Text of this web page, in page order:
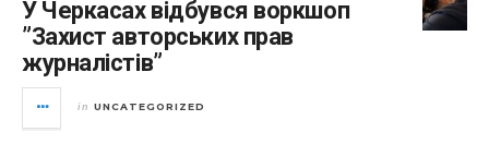
У Черкасах відбувся воркшоп
”Захист авторських прав
журналістів”
in UNCATEGORIZED